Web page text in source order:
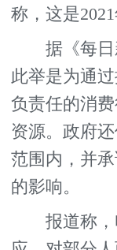
称，这是
据《每日
此举是为通
负责任的消
资源。政府
范围内，并
的影响。
报道称，